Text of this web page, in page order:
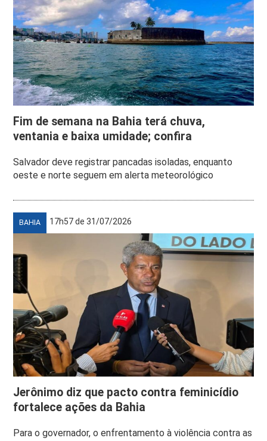
Fim de semana na Bahia terá chuva,
ventania e baixa umidade; confira
Salvador deve registrar pancadas isoladas, enquanto
oeste e norte seguem em alerta meteorológico
BAHIA 17h57 de 31/07/2026
Jerônimo diz que pacto contra feminicídio
fortalece ações da Bahia
Para o governador, o enfrentamento à violência contra as